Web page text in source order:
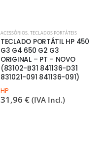
ACESSÓRIOS TECLADOS PORTÁTEIS
TECLADO PORTÁTIL HP 450
G3 G4 650 G2 G3
ORIGINAL – PT – NOVO
(83102-B31 841136-D31
831021-091 841136-091)
HP
31,96 € (IVA Incl.)